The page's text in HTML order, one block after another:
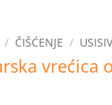
/ ČIŠĆENJE /
vrećica